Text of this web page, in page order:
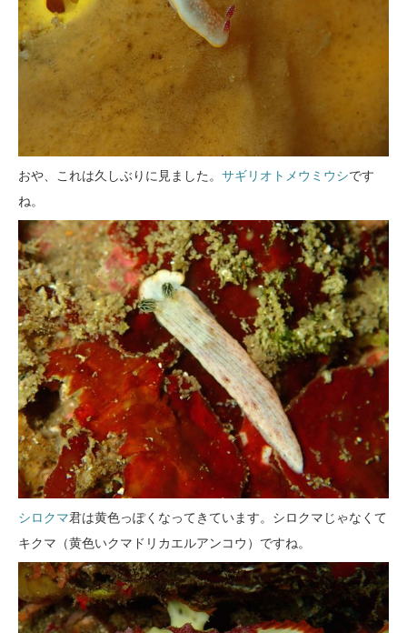
おや、これは久しぶりに見ました。 サギリオトメウミウシです
ね。
シロクマ君は黄色っぽくなってきています。シロクマじゃなくて
キクマ（黄色いクマドリカエルアンコウ）ですね。